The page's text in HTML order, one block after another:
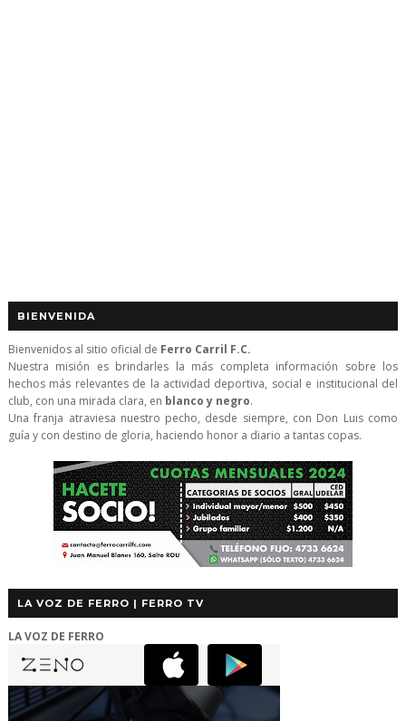
BIENVENIDA
Bienvenidos al sitio oficial de Ferro Carril F.C.
Nuestra misión es brindarles la más completa información sobre los
hechos más relevantes de la actividad deportiva, social e institucional del
club, con una mirada clara, en blanco y negro.
Una franja atraviesa nuestro pecho, desde siempre, con Don Luis como
guía y con destino de gloria, haciendo honor a diario a tantas copas.
LA VOZ DE FERRO | FERRO TV
LA VOZ DE FERRO